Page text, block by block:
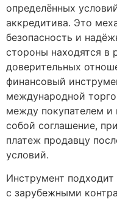
определённых
аккредитива. Это
безопасность и
стороны находятся в
доверительных
финансовый
международной
между покупателем и
собой соглашение,
платеж продавцу
условий.
Инструмент
с зарубежными